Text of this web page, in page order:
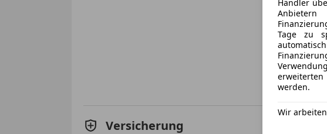
Versicherung
Händler
Tage zu
erweiterten
werden.
Wir